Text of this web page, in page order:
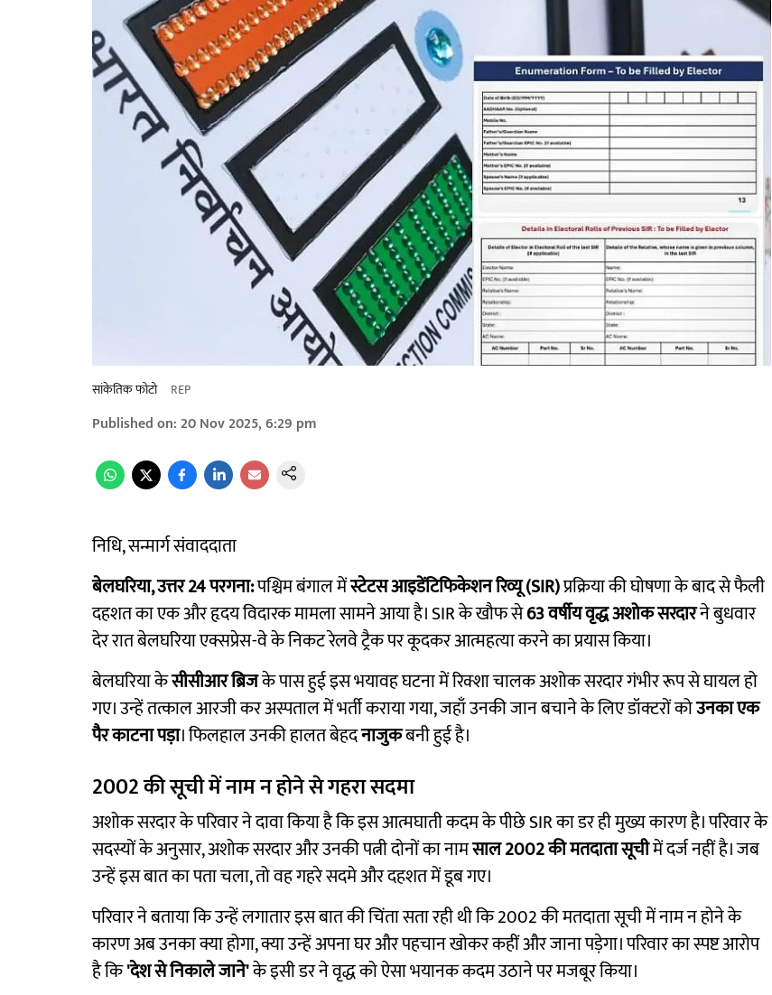
सांकेतिक फोटो REP
Published on:20 Nov 2025, 6:29 pm
निधि, सन्मार्ग संवाददाता
बेलघरिया, उत्तर 24 परगना:पश्चिम बंगाल मेंस्टेटस आइडेंटिफिकेशन रिव्यू (SIR)प्रक्रिया की घोषणा के बाद से फैली
दहशत का एक और हृदय विदारक मामला सामने आया है। SIR के खौफ से63 वर्षीय वृद्ध अशोक सरदारने बुधवार
देर रात बेलघरिया एक्सप्रेस-वे के निकट रेलवे ट्रैक पर कूदकर आत्महत्या करने का प्रयास किया।
बेलघरिया केसीसीआर ब्रिजके पास हुई इस भयावह घटना में रिक्शा चालक अशोक सरदार गंभीर रूप से घायल हो
गए। उन्हें तत्काल आरजी कर अस्पताल में भर्ती कराया गया, जहाँ उनकी जान बचाने के लिए डॉक्टरों कोउनका एक
पैर काटना पड़ा। फिलहाल उनकी हालत बेहदनाजुकबनी हुई है।
2002 की सूची में नाम न होने से गहरा सदमा
अशोक सरदार के परिवार ने दावा किया है कि इस आत्मघाती कदम के पीछे SIR का डर ही मुख्य कारण है। परिवार के
सदस्यों के अनुसार, अशोक सरदार और उनकी पत्नी दोनों का नामसाल 2002 की मतदाता सूचीमें दर्ज नहीं है। जब
उन्हें इस बात का पता चला, तो वह गहरे सदमे और दहशत में डूब गए।
परिवार ने बताया कि उन्हें लगातार इस बात की चिंता सता रही थी कि 2002 की मतदाता सूची में नाम न होने के
कारण अब उनका क्या होगा, क्या उन्हें अपना घर और पहचान खोकर कहीं और जाना पड़ेगा। परिवार का स्पष्ट आरोप
है कि'देश से निकाले जाने'के इसी डर ने वृद्ध को ऐसा भयानक कदम उठाने पर मजबूर किया।